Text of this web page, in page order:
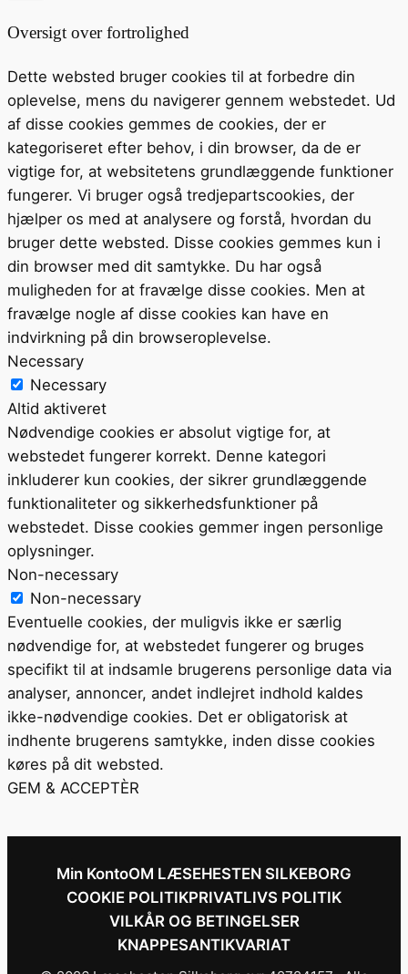
Oversigt over fortrolighed
Dette websted bruger cookies til at forbedre din
oplevelse, mens du navigerer gennem webstedet. Ud
af disse cookies gemmes de cookies, der er
kategoriseret efter behov, i din browser, da de er
vigtige for, at websitetens grundlæggende funktioner
fungerer. Vi bruger også tredjepartscookies, der
hjælper os med at analysere og forstå, hvordan du
bruger dette websted. Disse cookies gemmes kun i
din browser med dit samtykke. Du har også
muligheden for at fravælge disse cookies. Men at
fravælge nogle af disse cookies kan have en
indvirkning på din browseroplevelse.
Necessary
Necessary
Altid aktiveret
Nødvendige cookies er absolut vigtige for, at
webstedet fungerer korrekt. Denne kategori
inkluderer kun cookies, der sikrer grundlæggende
funktionaliteter og sikkerhedsfunktioner på
webstedet. Disse cookies gemmer ingen personlige
oplysninger.
Non-necessary
Non-necessary
Eventuelle cookies, der muligvis ikke er særlig
nødvendige for, at webstedet fungerer og bruges
specifikt til at indsamle brugerens personlige data via
analyser, annoncer, andet indlejret indhold kaldes
ikke-nødvendige cookies. Det er obligatorisk at
indhente brugerens samtykke, inden disse cookies
køres på dit websted.
GEM & ACCEPTÈR
Min KontoOM LÆSEHESTEN SILKEBORG
COOKIE POLITIKPRIVATLIVS POLITIK
VILKÅR OG BETINGELSER
KNAPPESANTIKVARIAT